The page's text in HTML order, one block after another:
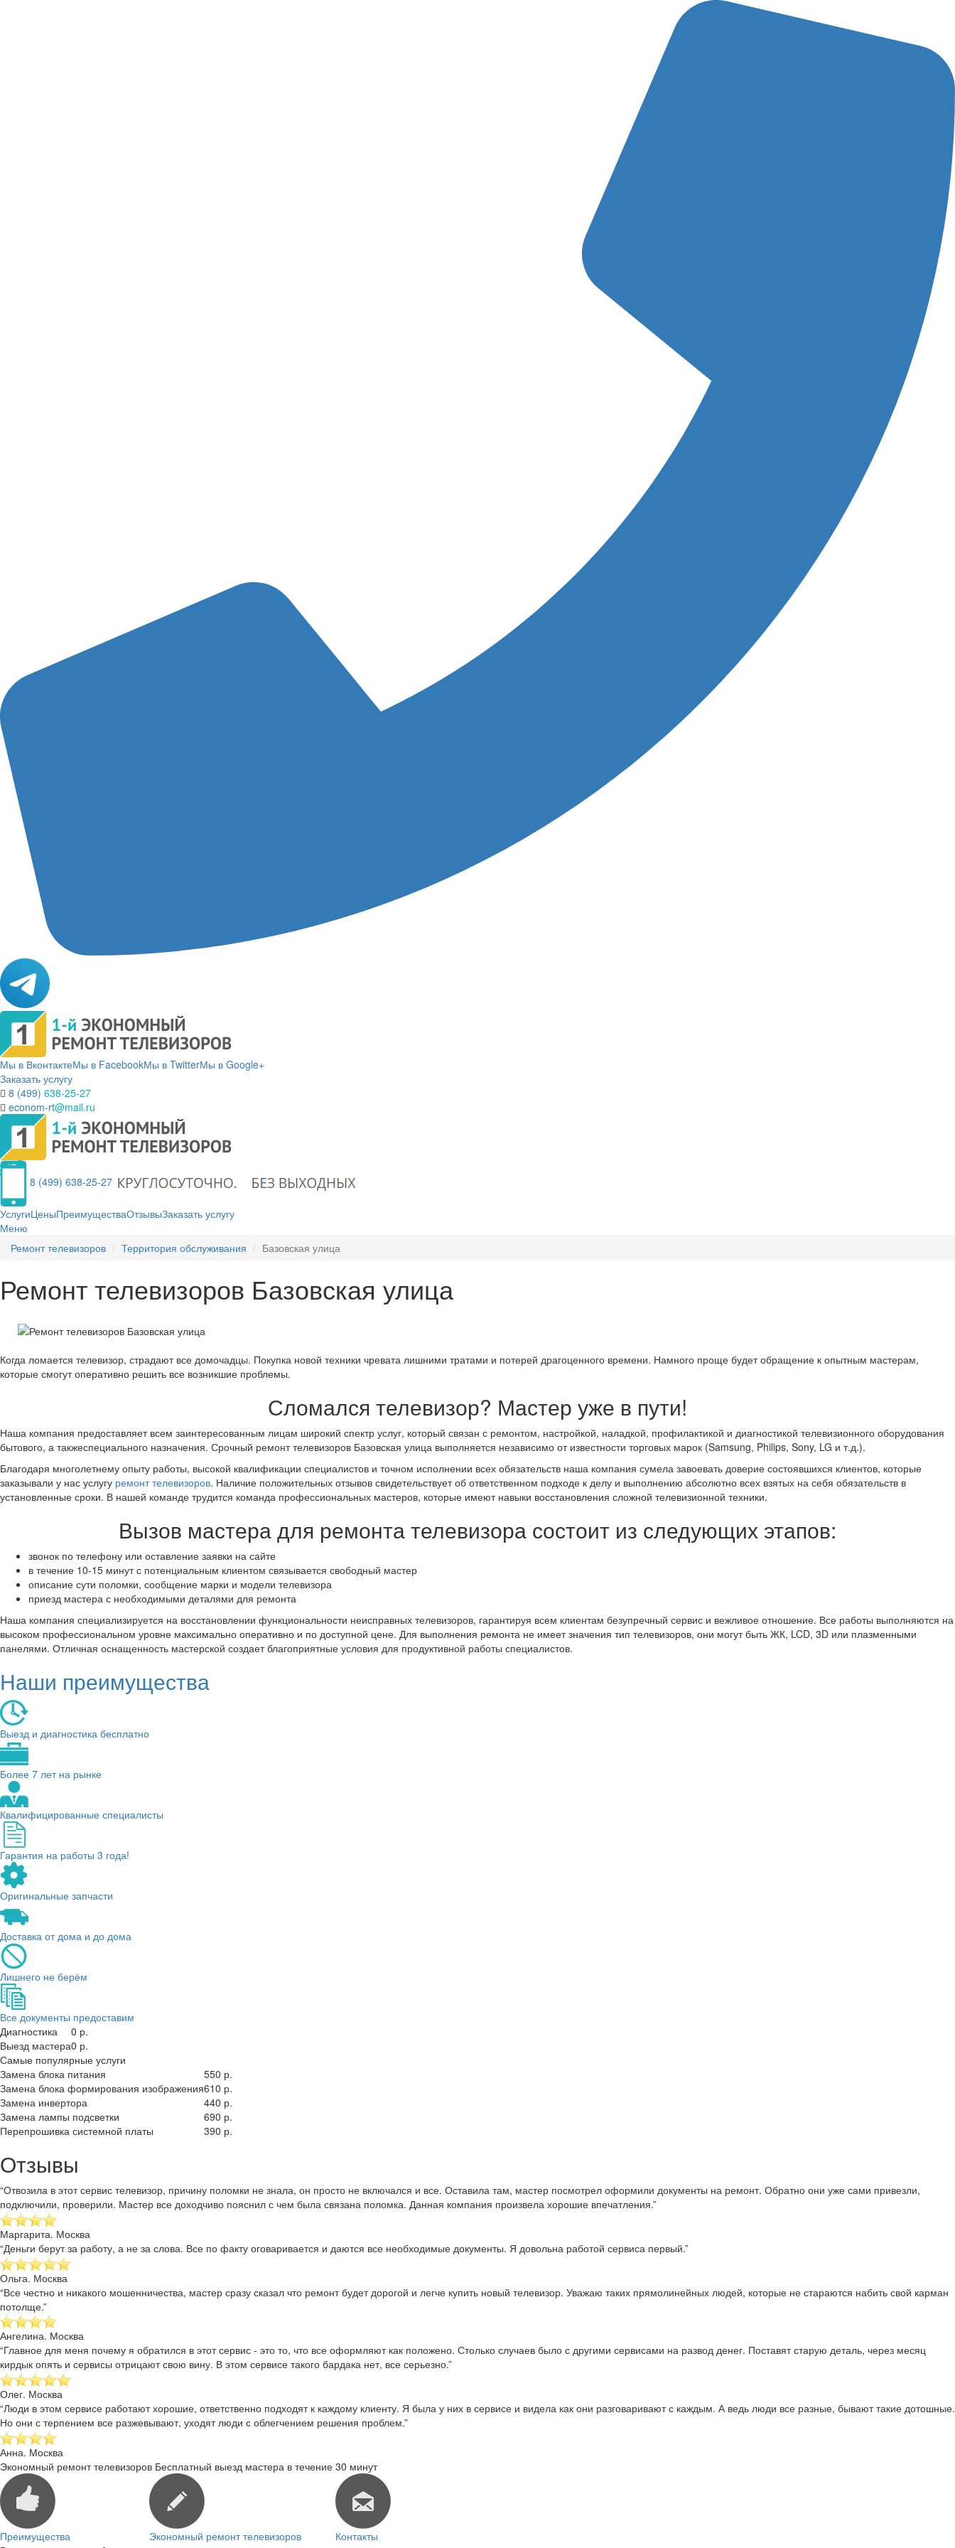
Мы в ВконтактеМы в FacebookМы в TwitterМы в Google+
Заказать услугу
8 (499) 638-25-27
econom-rt@mail.ru
8 (499) 638-25-27
УслугиЦеныПреимуществаОтзывыЗаказать услугу
Меню
Ремонт телевизоров
Территория обслуживания Базовская улица
Ремонт телевизоров Базовская улица
Когда ломается телевизор, страдают все домочадцы. Покупка новой техники чревата лишними тратами и потерей драгоценного времени. Намного проще будет обращение к опытным мастерам,
которые смогут оперативно решить все возникшие проблемы.
Сломался телевизор? Мастер уже в пути!
Наша компания предоставляет всем заинтересованным лицам широкий спектр услуг, который связан с ремонтом, настройкой, наладкой, профилактикой и диагностикой телевизионного оборудования
бытового, а такжеспециального назначения. Срочный ремонт телевизоров Базовская улица выполняется независимо от известности торговых марок (Samsung, Philips, Sony, LG и т.д.).
Благодаря многолетнему опыту работы, высокой квалификации специалистов и точном исполнении всех обязательств наша компания сумела завоевать доверие состоявшихся клиентов, которые
заказывали у нас услугу ремонт телевизоров. Наличие положительных отзывов свидетельствует об ответственном подходе к делу и выполнению абсолютно всех взятых на себя обязательств в
установленные сроки. В нашей команде трудится команда профессиональных мастеров, которые имеют навыки восстановления сложной телевизионной техники.
Вызов мастера для ремонта телевизора состоит из следующих этапов:
звонок по телефону или оставление заявки на сайте
в течение 10-15 минут с потенциальным клиентом связывается свободный мастер
описание сути поломки, сообщение марки и модели телевизора
приезд мастера с необходимыми деталями для ремонта
Наша компания специализируется на восстановлении функциональности неисправных телевизоров, гарантируя всем клиентам безупречный сервис и вежливое отношение. Все работы выполняются на
высоком профессиональном уровне максимально оперативно и по доступной цене. Для выполнения ремонта не имеет значения тип телевизоров, они могут быть ЖК, LCD, 3D или плазменными
панелями. Отличная оснащенность мастерской создает благоприятные условия для продуктивной работы специалистов.
Наши преимущества
Выезд и диагностика бесплатно
Более 7 лет на рынке
Квалифицированные специалисты
Гарантия на работы 3 года!
Оригинальные запчасти
Доставка от дома и до дома
Лишнего не берём
Все документы предоставим
Диагностика
0 р.
Выезд мастера0 р.
Самые популярные услуги
Замена блока питания
550 р.
Замена блока формирования изображения610 р.
Замена инвертора
440 р.
Замена лампы подсветки
690 р.
Перепрошивка системной платы
390 р.
Отзывы
“Отвозила в этот сервис телевизор, причину поломки не знала, он просто не включался и все. Оставила там, мастер посмотрел оформили документы на ремонт. Обратно они уже сами привезли,
подключили, проверили. Мастер все доходчиво пояснил с чем была связана поломка. Данная компания произвела хорошие впечатления.”
Маргарита. Москва
“Деньги берут за работу, а не за слова. Все по факту оговаривается и даются все необходимые документы. Я довольна работой сервиса первый.”
Ольга. Москва
“Все честно и никакого мошенничества, мастер сразу сказал что ремонт будет дорогой и легче купить новый телевизор. Уважаю таких прямолинейных людей, которые не стараются набить свой карман
потолще.”
Ангелина. Москва
“Главное для меня почему я обратился в этот сервис - это то, что все оформляют как положено. Столько случаев было с другими сервисами на развод денег. Поставят старую деталь, через месяц
кирдык опять и сервисы отрицают свою вину. В этом сервисе такого бардака нет, все серьезно.”
Олег. Москва
“Люди в этом сервисе работают хорошие, ответственно подходят к каждому клиенту. Я была у них в сервисе и видела как они разговаривают с каждым. А ведь люди все разные, бывают такие дотошные.
Но они с терпением все разжевывают, уходят люди с облегчением решения проблем.”
Анна. Москва
Экономный ремонт телевизоров Бесплатный выезд мастера в течение 30 минут
Преимущества Экономный ремонт телевизоров
Контакты